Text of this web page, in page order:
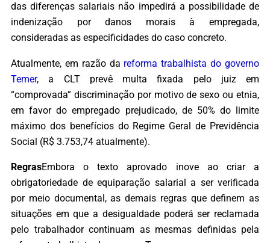
das diferenças salariais não impedirá a possibilidade de
indenização por danos morais à empregada,
consideradas as especificidades do caso concreto.
Atualmente, em razão da reforma trabalhista do governo
Temer, a CLT prevê multa fixada pelo juiz em
“comprovada” discriminação por motivo de sexo ou etnia,
em favor do empregado prejudicado, de 50% do limite
máximo dos benefícios do Regime Geral de Previdência
Social (R$ 3.753,74 atualmente).
RegrasEmbora o texto aprovado inove ao criar a
obrigatoriedade de equiparação salarial a ser verificada
por meio documental, as demais regras que definem as
situações em que a desigualdade poderá ser reclamada
pelo trabalhador continuam as mesmas definidas pela